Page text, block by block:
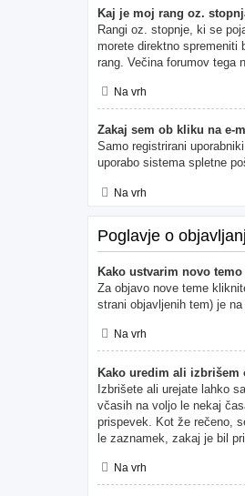
Kaj je moj rang oz.
Rangi oz. stopnje, ki se
morete direktno spremeniti
rang. Večina forumov tega
Na vrh
Zakaj sem ob kliku na e-
Samo registrirani
uporabo sistema spletne
Na vrh
Poglavje o
Kako ustvarim novo
Za objavo nove teme
strani objavljenih tem) je
Na vrh
Kako uredim ali izbrišem
Izbrišete ali urejate lahko
včasih na voljo le nekaj
prispevek. Kot že rečeno,
le zaznamek, zakaj je bil
Na vrh